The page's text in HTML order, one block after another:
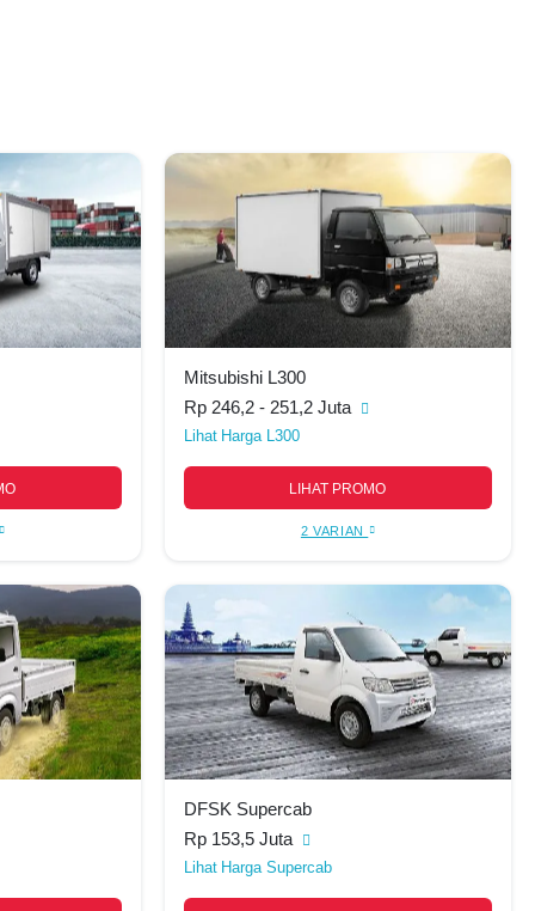
Mitsubishi L300
Rp 246,2 - 251,2 Juta
Harga L300
LIHAT PROMO
2 VARIAN
DFSK Supercab
Rp 153,5 Juta
Harga Supercab